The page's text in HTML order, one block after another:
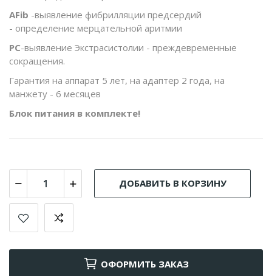
AFib -выявление фибрилляции предсердий
- определение мерцательной аритмии
PC-выявление Экстрасистолии - преждевременные
сокращения.
Гарантия на аппарат 5 лет, на адаптер 2 года, на
манжету - 6 месяцев
Блок питания в комплекте!
ДОБАВИТЬ В КОРЗИНУ
ОФОРМИТЬ ЗАКАЗ